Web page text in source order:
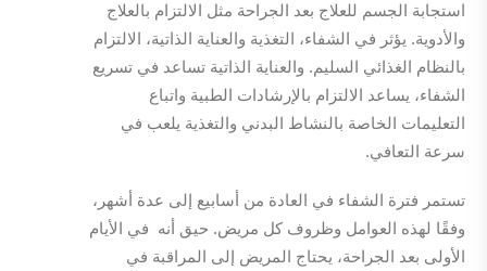
استجابة الجسم للعلاج بعد الجراحة مثل الالتزام بالعلاج
والأدوية. يؤثر في الشفاء، التغذية والعناية الذاتية، الالتزام
بالنظام الغذائي السليم. والعناية الذاتية تساعد في تسريع
الشفاء، يساعد الالتزام بالإرشادات الطبية واتباع
التعليمات الخاصة بالنشاط البدني والتغذية يلعب في
سرعة التعافي.
تستمر فترة الشفاء في العادة من أسابيع إلى عدة أشهر،
وفقًا لهذه العوامل وظروف كل مريض. حيق أنه في الأيام
الأولى بعد الجراحة، يحتاج المريض إلى المراقبة في